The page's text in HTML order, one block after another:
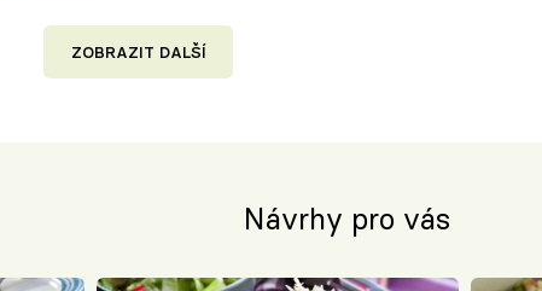
ZOBRAZIT DALŠÍ
Návrhy pro vás